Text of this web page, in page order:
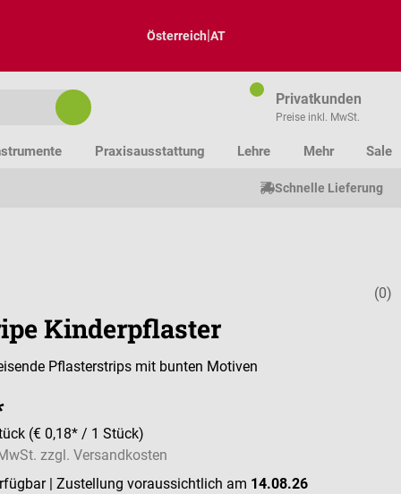
Österreich|AT
Privatkunden
Preise inkl. MwSt.
Praxisausstattung Lehre Mehr Sale
Schnelle Lieferung
(0)
Kinderpflaster
Pflasterstrips mit bunten Motiven
(€ 0,18* / 1 Stück)
zzgl. Versandkosten
| Zustellung voraussichtlich am 14.08.26